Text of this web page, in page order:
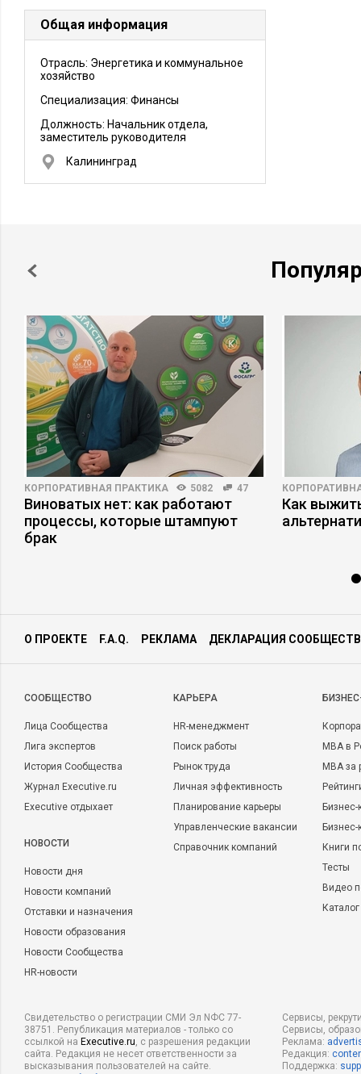
Общая информация
Отрасль: Энергетика и коммунальное
хозяйство
Специализация: Финансы
Должность: Начальник отдела,
заместитель руководителя
Калининград
КОРПОРАТИВНАЯ ПРАКТИКА 5082 47
Виноватых нет: как работают
процессы, которые штампуют
брак
Как
О ПРОЕКТЕ F.A.Q. РЕКЛАМА ДЕКЛАРАЦИЯ
CООБЩЕСТВО
Лица Сообщества
Лига экспертов
История Сообщества
Журнал Executive.ru
Executive отдыхает
НОВОСТИ
Новости дня
Новости компаний
Отставки и назначения
Новости образования
Новости Сообщества
HR-новости
КАРЬЕРА
HR-менеджмент
Поиск работы
Рынок труда
Личная эффективность
Планирование карьеры
Управленческие вакансии
Справочник компаний
MBA в
MBA
Бизнес-
Книги
Тесты
Видео
Свидетельство о регистрации СМИ Эл NФС 77-
38751. Републикация материалов - только со
ссылкой на Executive.ru, с разрешения редакции
сайта. Редакция не несет ответственности за
высказывания пользователей на сайте.
Сервисы,
Сервисы,
Реклама:
Редакция:
Поддержка: